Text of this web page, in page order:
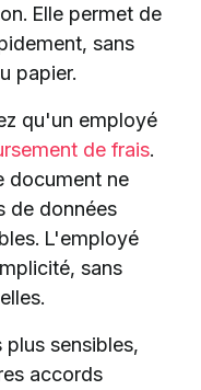
Elle permet de
sans
papier.
qu'un employé
de frais.
document ne
de données
L'employé
sans
sensibles,
accords